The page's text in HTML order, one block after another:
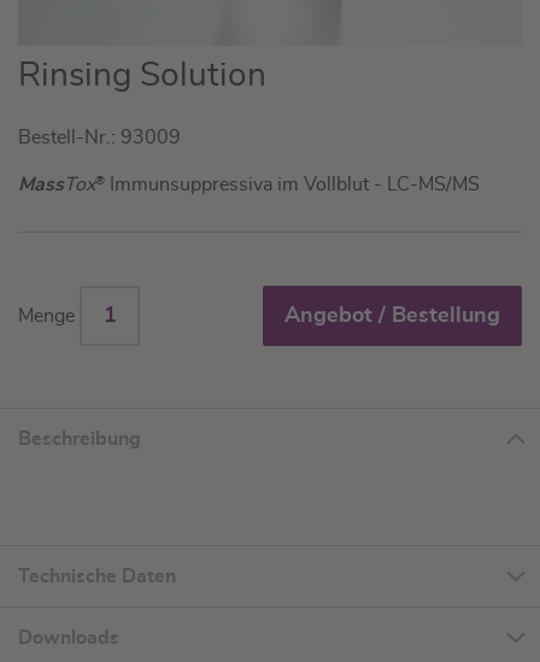
Zum
Anfang
Bildgalerie
springen
Rinsing Solution
Bestell-Nr.: 93009
MassTox® Immunsuppressiva im Vollblut - LC-MS/MS
Menge Angebot / Bestellung
Beschreibung
Technische Daten
Downloads